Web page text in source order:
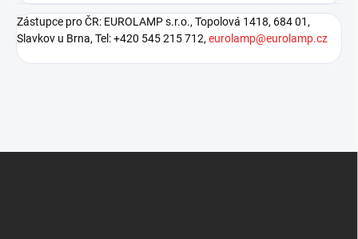
Zástupce pro ČR: EUROLAMP s.r.o., Topolová 1418, 684 01,
Slavkov u Brna, Tel: +420 545 215 712, eurolamp@eurolamp.cz